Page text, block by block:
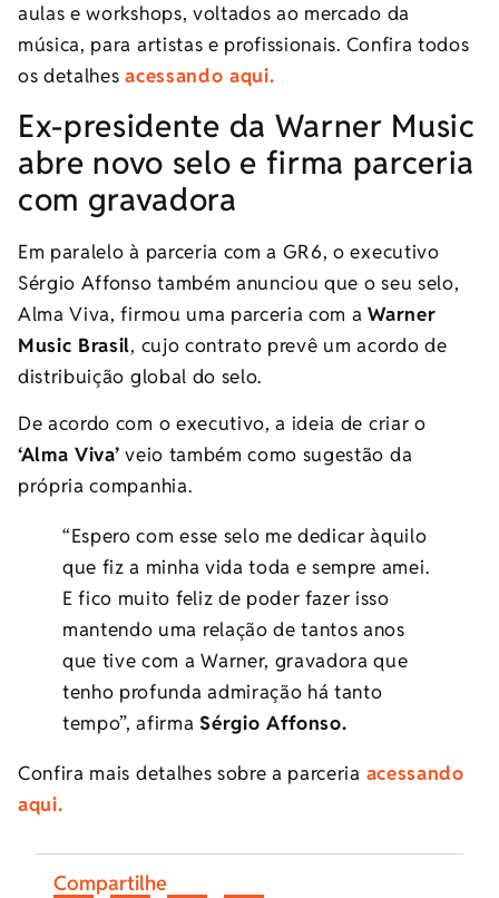
aulas e workshops, voltados ao mercado da
música, para artistas e profissionais. Confira todos
os detalhesacessando aqui.
Ex-presidente da Warner Music
abre novo selo e firma parceria
com gravadora
Em paralelo à parceria com a GR6, o executivo
Sérgio Affonso também anunciou que o seu selo,
Alma Viva, firmou uma parceria com aWarner
Music Brasil, cujo contrato prevê um acordo de
distribuição global do selo.
De acordo com o executivo, a ideia de criar o
‘Alma Viva’ veio também como sugestão da
própria companhia.
“Espero com esse selo me dedicar àquilo
que fiz a minha vida toda e sempre amei.
E fico muito feliz de poder fazer isso
mantendo uma relação de tantos anos
que tive com a Warner, gravadora que
tenho profunda admiração há tanto
tempo”, afirmaSérgio Affonso.
Confira mais detalhes sobre a parceria acessando
aqui.
Compartilhe